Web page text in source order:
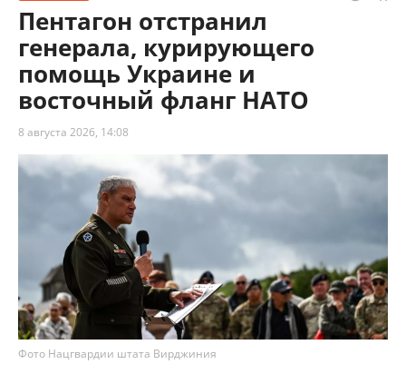
Пентагон отстранил
генерала, курирующего
помощь Украине и
восточный фланг НАТО
8 августа 2026, 14:08
Фото Нацгвардии штата Вирджиния